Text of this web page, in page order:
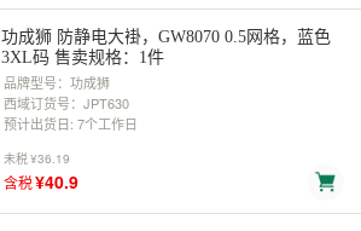
功成狮 防静电大褂，GW8070 0.5网格，蓝色
3XL码 售卖规格：1件
品牌型号：功成狮
西域订货号：JPT630
预计出货日: 7个工作日
未税¥36.19
含税¥40.9